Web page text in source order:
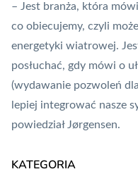
– Jest branża, która
co obiecujemy, czyli
energetyki wiatrowej.
posłuchać, gdy mówi o
(wydawanie pozwoleń
lepiej integrować nasze
powiedział Jørgensen.
KATEGORIA